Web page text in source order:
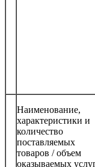
Наименование,
характеристики и
количество
поставляемых
товаров / объем
оказываемых